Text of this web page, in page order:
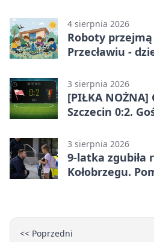
4 sierpnia 2026
Roboty
Przecławiu -
3 sierpnia 2026
[PIŁKA NOŻNA]
Szczecin 0:2.
Ekstraklasy
3 sierpnia 2026
9-latka zgubiła
Kołobrzegu.
<< Poprzedni